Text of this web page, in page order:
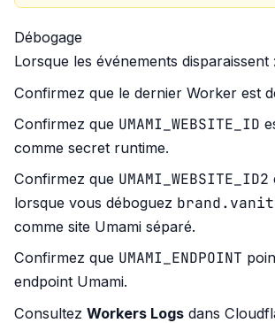
Débogage
Lorsque les événements disparaissent :
Confirmez que le dernier Worker est
Confirmez que UMAMI_WEBSITE_ID
comme secret runtime.
Confirmez que UMAMI_WEBSITE_ID2
lorsque vous déboguez
comme site Umami séparé.
Confirmez que UMAMI_ENDPOINT
endpoint Umami.
Consultez Workers Logs dans